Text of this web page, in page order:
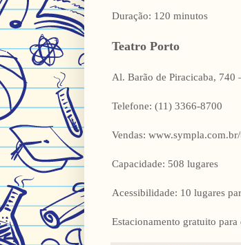
Duração: 120 minutos
Teatro Porto
Al. Barão de Piracicaba, 740
Telefone: (11) 3366-8700
Vendas:
Capacidade: 508 lugares
Acessibilidade: 10 lugares
Estacionamento gratuito para